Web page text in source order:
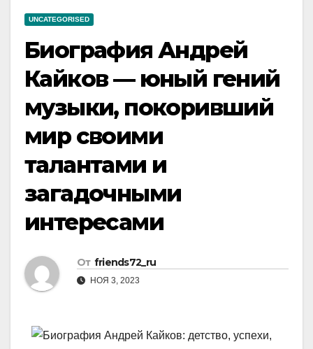
UNCATEGORISED
Биография Андрей
Кайков — юный гений
музыки, покоривший
мир своими
талантами и
загадочными
интересами
От friends72_ru
НОЯ 3, 2023